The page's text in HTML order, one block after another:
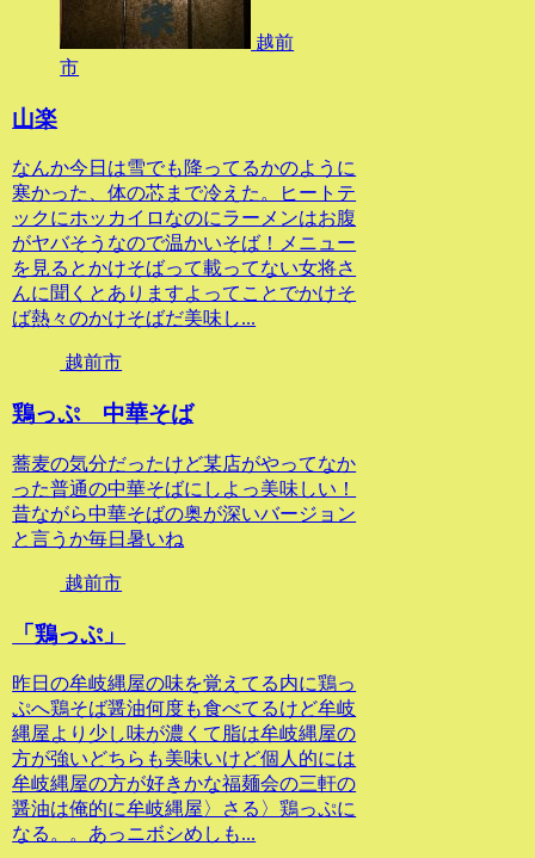
越前
市
山楽
なんか今日は雪でも降ってるかのように
寒かった、体の芯まで冷えた。ヒートテ
ックにホッカイロなのにラーメンはお腹
がヤバそうなので温かいそば！メニュー
を見るとかけそばって載ってない女将さ
んに聞くとありますよってことでかけそ
ば熱々のかけそばだ美味し...
越前市
鶏っぷ 中華そば
蕎麦の気分だったけど某店がやってなか
った普通の中華そばにしよっ美味しい！
昔ながら中華そばの奥が深いバージョン
と言うか毎日暑いね
越前市
「鶏っぷ」
昨日の牟岐縄屋の味を覚えてる内に鶏っ
ぷへ鶏そば醤油何度も食べてるけど牟岐
縄屋より少し味が濃くて脂は牟岐縄屋の
方が強いどちらも美味いけど個人的には
牟岐縄屋の方が好きかな福麺会の三軒の
醤油は俺的に牟岐縄屋〉さる〉鶏っぷに
なる。。あっニボシめしも...